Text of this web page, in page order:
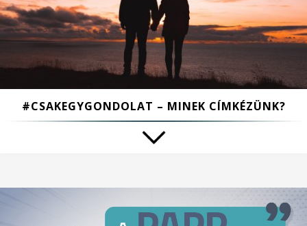
#CSAKEGYGONDOLAT – MINEK CÍMKÉZÜNK?